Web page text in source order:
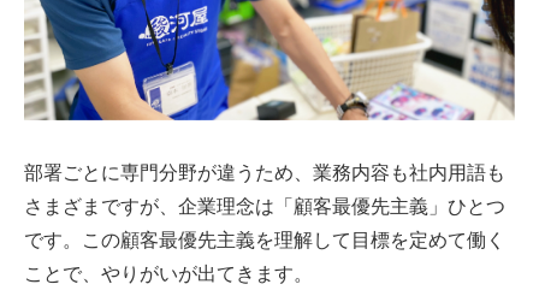
部署ごとに専門分野が違うため、業務内容も社内用語も
さまざまですが、企業理念は「顧客最優先主義」ひとつ
です。この顧客最優先主義を理解して目標を定めて働く
ことで、やりがいが出てきます。